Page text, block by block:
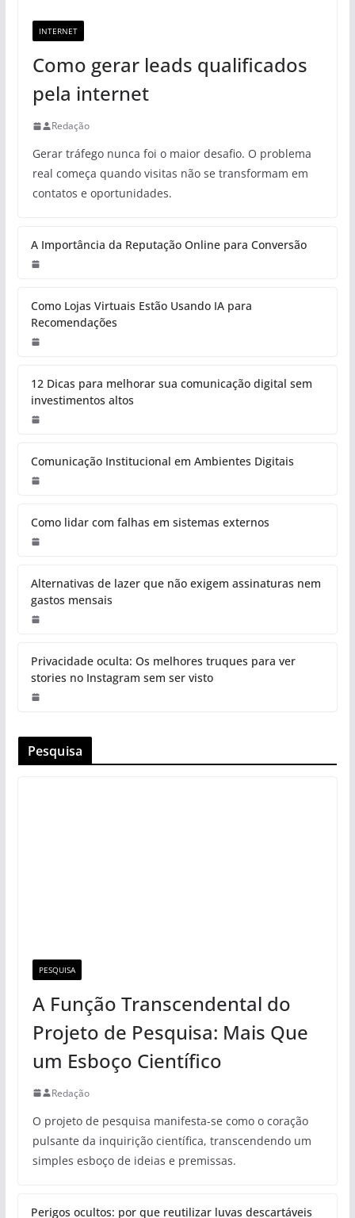
INTERNET
Como gerar leads qualificados
pela internet
Redação
Gerar tráfego nunca foi o maior desafio. O problema
real começa quando visitas não se transformam em
contatos e oportunidades.
A Importância da Reputação Online para Conversão
Como Lojas Virtuais Estão Usando IA para
Recomendações
12 Dicas para melhorar sua comunicação digital sem
investimentos altos
Comunicação Institucional em Ambientes Digitais
Como lidar com falhas em sistemas externos
Alternativas de lazer que não exigem assinaturas nem
gastos mensais
Privacidade oculta: Os melhores truques para ver
stories no Instagram sem ser visto
Pesquisa
PESQUISA
A Função Transcendental do
Projeto de Pesquisa: Mais Que
um Esboço Científico
Redação
O projeto de pesquisa manifesta-se como o coração
pulsante da inquirição científica, transcendendo um
simples esboço de ideias e premissas.
Perigos ocultos: por que reutilizar luvas descartáveis